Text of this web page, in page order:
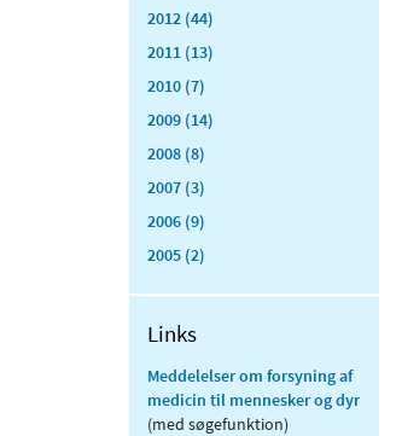
2012 (44)
2011 (13)
2010 (7)
2009 (14)
2008 (8)
2007 (3)
2006 (9)
2005 (2)
Links
Meddelelser om forsyning af
medicin til mennesker og dyr
(med søgefunktion)